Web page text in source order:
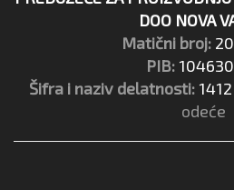
DOO NOVA
Matični broj:
PIB:
Šifra i naziv delatnosti: 1412
odeće